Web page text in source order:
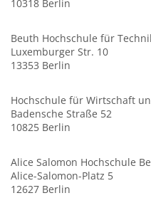
10318 Berlin
Beuth Hochschule für
Luxemburger Str. 10
13353 Berlin
Hochschule für Wirtschaft
Badensche Straße 52
10825 Berlin
Alice Salomon Hochschule
Alice-Salomon-Platz 5
12627 Berlin